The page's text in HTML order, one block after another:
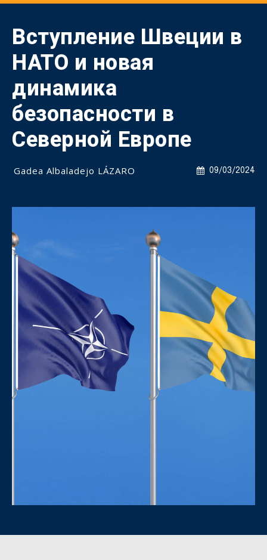
Вступление Швеции в
НАТО и новая
динамика
безопасности в
Северной Европе
09/03/2024
Gadea Albaladejo LÁZARO